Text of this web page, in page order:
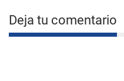
Deja tu comentario